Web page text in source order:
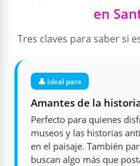
en
Tres claves para saber si
👤 Ideal para
Amantes de la
Perfecto para quienes
museos y las historias
en el paisaje. También
buscan algo más que